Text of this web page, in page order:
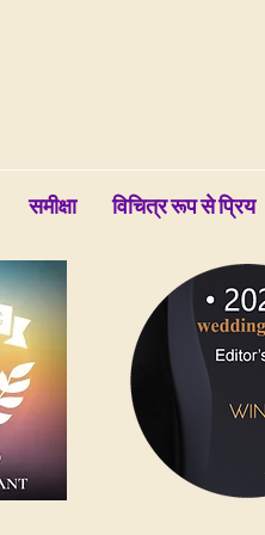
समीक्षा विचित्र रूप से प्रिय